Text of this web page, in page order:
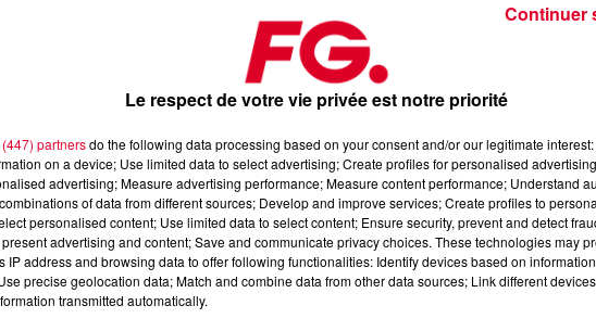
dans lequel s’était
des tirs-à-l'arc, on faisait n’importe quoi! Puis on avait tous nos chaînes
pour réaliser nos vidéos, puis on avait des
des années 60 qui parlait des femmes dans la rue… Quand on a
aumontage, je trouvais ça magique le fait que ça marche quoi ! C’est la
je faisais, ça m’a fait beaucoup de bien».
Le respect de votre vie privée est notre priorité
partnersdo the following data processing based on your consent and/or our legitimate
on a device; Use limited data to select advertising; Create profiles for personalised
advertising; Measure advertising performance; Measure content performance; Understand
of data from different sources; Develop and improve services; Create profiles to
personalised content; Use limited data to select content; Ensure security, prevent and detect
advertising and content; Save and communicate privacy choices. These technologies may
IP address and browsing data to offer following functionalities: Identify devices based on
precise geolocation data; Match and combine data from other data sources; Link different
transmitted automatically.
Continuer